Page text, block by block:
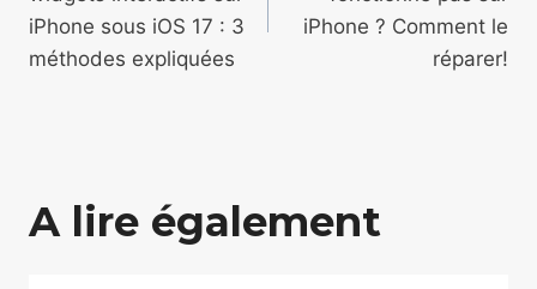
l’article
iPhone sous iOS 17 : 3
méthodes expliquées
iPhone ? Comment le
réparer!
A lire également